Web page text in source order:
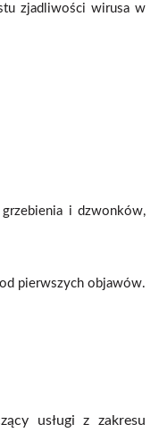
zjadliwości wirusa w
i dzwonków,
pierwszych objawów.
usługi z zakresu